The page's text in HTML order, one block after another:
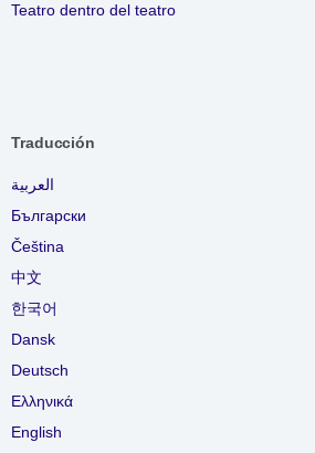
Teatro dentro del teatro
Traducción
العربية
Български
Čeština
中文
한국어
Dansk
Deutsch
Ελληνικά
English